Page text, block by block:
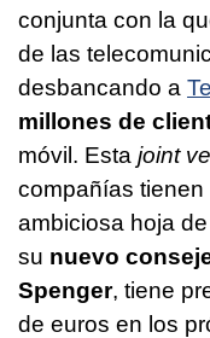
conjunta con la
de las
desbancando a
millones de
móvil. Esta joint
compañías tienen
ambiciosa hoja
su nuevo
Spenger, tiene
de euros en los